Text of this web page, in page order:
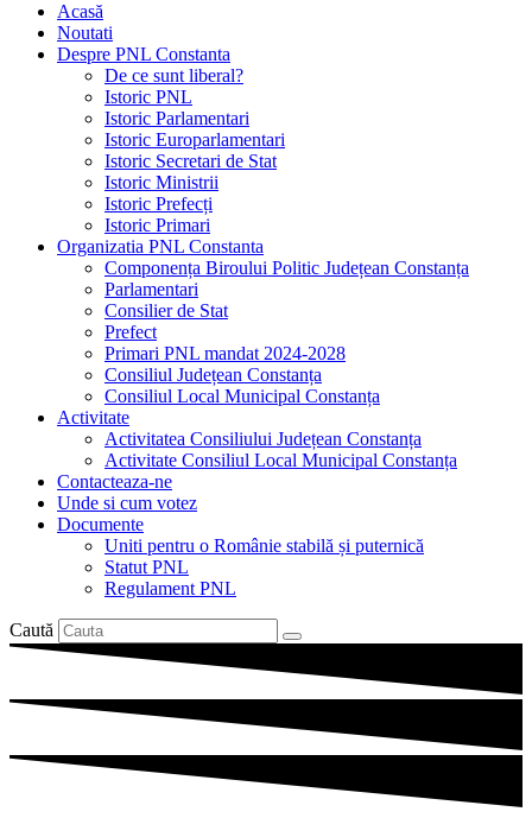
Acasă
Noutati
Despre PNL Constanta
De ce sunt liberal?
Istoric PNL
Istoric Parlamentari
Istoric Europarlamentari
Istoric Secretari de Stat
Istoric Ministrii
Istoric Prefecți
Istoric Primari
Organizatia PNL Constanta
Componența Biroului Politic Județean Constanța
Parlamentari
Consilier de Stat
Prefect
Primari PNL mandat 2024-2028
Consiliul Județean Constanța
Consiliul Local Municipal Constanța
Activitate
Activitatea Consiliului Județean Constanța
Activitate Consiliul Local Municipal Constanța
Contacteaza-ne
Unde si cum votez
Documente
Uniti pentru o Românie stabilă și puternică
Statut PNL
Regulament PNL
Caută